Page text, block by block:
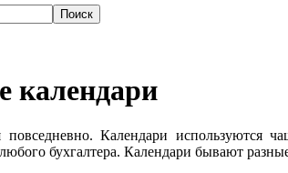
календари
повседневно. Календари используются
бухгалтера. Календари бывают